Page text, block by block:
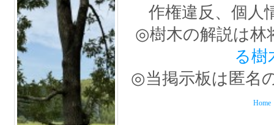
作権違反、個人
◎樹木の解説は林
る樹
◎当掲示板は匿名
Home